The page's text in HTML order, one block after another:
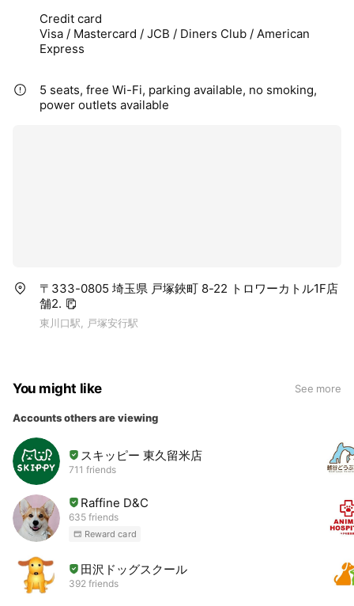
Credit card
Visa / Mastercard / JCB / Diners Club / American
Express
5 seats, free Wi-Fi, parking available, no smoking,
power outlets available
〒333-0805 埼玉県 戸塚鋏町 8-22 トロワーカトル1F店
舗2.
東川口駅, 戸塚安行駅
You might like See more
Accounts others are viewing
スキッピー 東久留米店
711 friends
Raffine D&C
635 friends
Reward card
田沢ドッグスクール
392 friends